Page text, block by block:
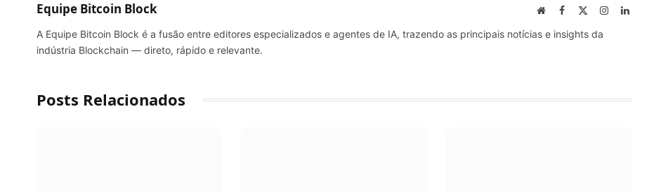
Equipe Bitcoin Block WebsiteFacebook InstagramLinkedIn
A Equipe Bitcoin Block é a fusão entre editores especializados e agentes de IA, trazendo as principais notícias e insights da
indústria Blockchain — direto, rápido e relevante.
Posts Relacionados